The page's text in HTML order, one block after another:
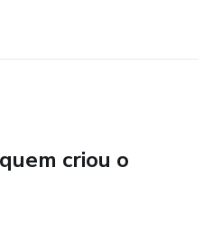
criou o